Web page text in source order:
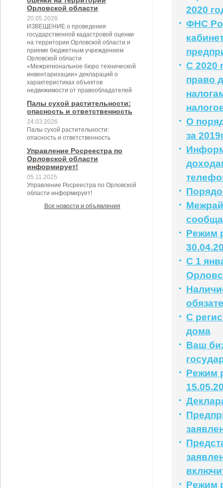
Орловской области
20.05.2026
ИЗВЕЩЕНИЕ о проведения
государственной кадастровой оценки
на территории Орловской области и
приеме бюджетным учреждением
Орловской области
«Межрегиональное бюро технической
инвентаризации» деклараций о
характеристиках объектов
недвижимости от правообладателей
Палы сухой растительности:
опасность и ответственность
24.03.2026
Палы сухой растительности:
опасность и ответственность
Управление Росреестра по
Орловской области
информирует!
05.11.2025
Управление Росреестра по Орловской
области информирует!
Все новости и объявления
2020
ФНС
С 2020
право
О
за
Режим
С 1
С
дома
Ваш
Режим
Режим